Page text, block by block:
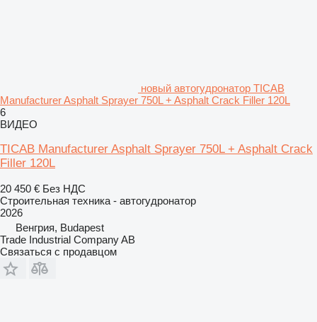
новый автогудронатор TICAB
Manufacturer Asphalt Sprayer 750L + Asphalt Crack Filler 120L
6
ВИДЕО
TICAB Manufacturer Asphalt Sprayer 750L + Asphalt Crack
Filler 120L
20 450 € Без НДС
Строительная техника - автогудронатор
2026
Венгрия, Budapest
Trade Industrial Company AB
Связаться с продавцом